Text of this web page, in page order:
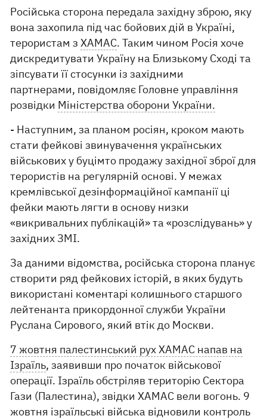
Російська сторона передала західну зброю, яку
вона захопила під час бойових дій в Україні,
терористам зХАМАС. Таким чином Росія хоче
дискредитувати Україну на Близькому Сході та
зіпсувати її стосунки із західними
партнерами, повідомляє Головне управління
розвідки Міністерства оборони України.
- Наступним, за планом росіян, кроком мають
стати фейкові звинувачення українських
військових у буцімто продажу західної зброї для
терористів на регулярній основі. У межах
кремлівської дезінформаційної кампанії ці
фейки мають лягти в основу низки
«викривальних публікацій» та «розслідувань» у
західних ЗМІ.
За даними відомства, російська сторона планує
створити ряд фейкових історій, в яких будуть
використані коментарі колишнього старшого
лейтенанта прикордонної служби України
Руслана Сирового, який втік до Москви.
7 жовтня палестинський рух ХАМАС напав на
Ізраїль, заявивши про початок військової
операції. Ізраїль обстріляв територію Сектора
Гази (Палестина), звідки ХАМАС вели вогонь. 9
жовтня ізраїльські війська відновили контроль